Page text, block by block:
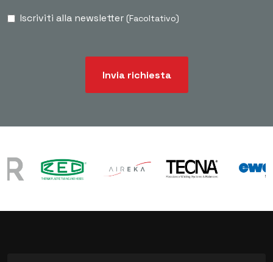
Iscriviti alla newsletter (Facoltativo)
Invia richiesta